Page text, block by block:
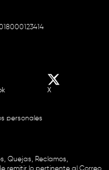
X
personales
Quejas, Reclamos,
remitir lo pertinente al Correo